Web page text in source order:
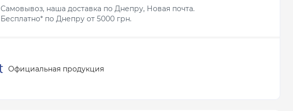
Самовывоз, наша доставка по Днепру, Новая почта.
Бесплатно* по Днепру от 5000 грн.
Официальная продукция